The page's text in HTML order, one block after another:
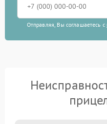
Отправляя, Вы соглашаетесь с